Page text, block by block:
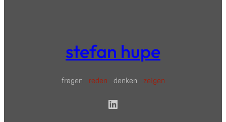
stefan hupe
fragen reden denken zeigen
LinkedIn